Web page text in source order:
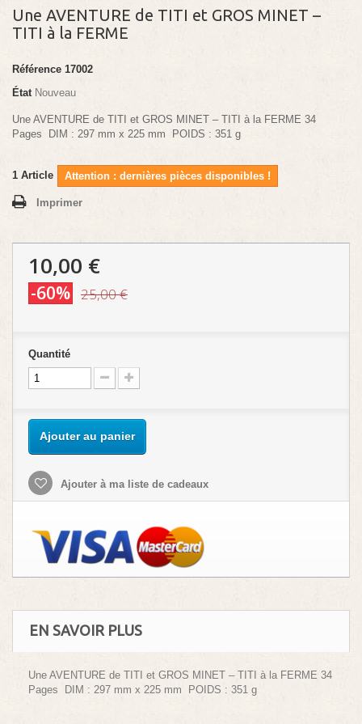
Une AVENTURE de TITI et GROS MINET –
TITI à la FERME
Référence 17002
État Nouveau
Une AVENTURE de TITI et GROS MINET – TITI à la FERME 34
Pages DIM : 297 mm x 225 mm POIDS : 351 g
1 Article Attention : dernières pièces disponibles !
Imprimer
10,00 €
-60% 25,00 €
Quantité
Ajouter au panier
Ajouter à ma liste de cadeaux
EN SAVOIR PLUS
Une AVENTURE de TITI et GROS MINET – TITI à la FERME 34
Pages DIM : 297 mm x 225 mm POIDS : 351 g